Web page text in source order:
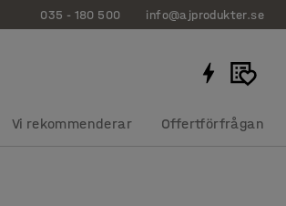
035 - 180 500 info@ajprodukter.se
Vi rekommenderar Offertförfrågan